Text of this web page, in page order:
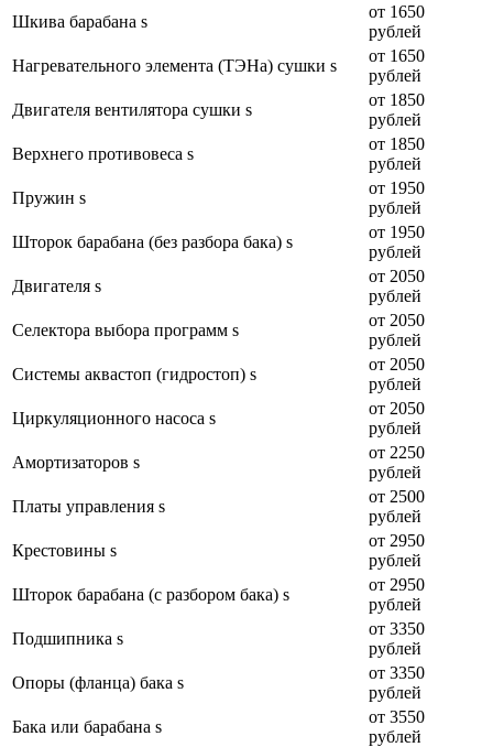
Шкива барабана s
от 1650
рублей
Нагревательного элемента (ТЭНа) сушки s
от 1650
рублей
Двигателя вентилятора сушки s
от 1850
рублей
Верхнего противовеса s
от 1850
рублей
Пружин s
от 1950
рублей
Шторок барабана (без разбора бака) s
от 1950
рублей
Двигателя s
от 2050
рублей
Селектора выбора программ s
от 2050
рублей
Системы аквастоп (гидростоп) s
от 2050
рублей
Циркуляционного насоса s
от 2050
рублей
Амортизаторов s
от 2250
рублей
Платы управления s
от 2500
рублей
Крестовины s
от 2950
рублей
Шторок барабана (с разбором бака) s
от 2950
рублей
Подшипника s
от 3350
рублей
Опоры (фланца) бака s
от 3350
рублей
Бака или барабана s
от 3550
рублей